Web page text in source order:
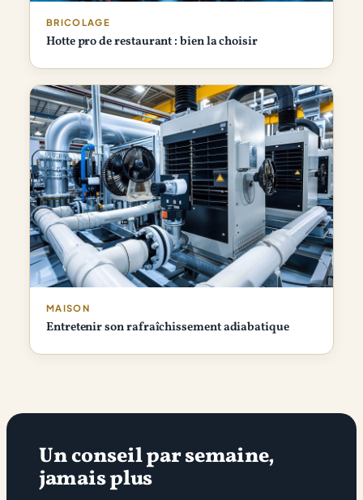
BRICOLAGE
Hotte pro de restaurant : bien la choisir
MAISON
Entretenir son rafraîchissement adiabatique
Un conseil par semaine,
jamais plus